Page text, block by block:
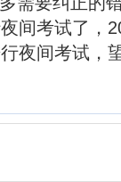
间考试了，
夜间考试，